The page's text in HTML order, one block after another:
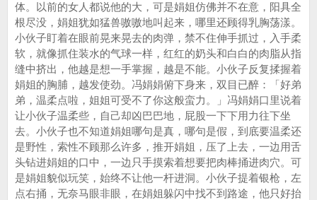
体。以前的女人都说他的大，可是娟姐仿佛并不在意，阳具全
根尽没，娟姐犹如猛兽嗷嗷地叫起来，哪里还顾得乳胸荡漾。
小伙子盯着在眼前晃来晃去的肉弹，禁不住伸手抓过，入手柔
软，就像抓住装水的气球一样，红红的奶头和白白的肉脂从指
缝中挤出，他越是想一手掌握，越是不能。小伙子反复揉握着
娟姐的胸脯，越发使劲。冯娟娟俯下身来，双目已醉：「好弟
弟，温柔点啦，姐姐可受不了你这般蛮力。」冯娟娟口里说着
让小伙子温柔些，自己却凶巴巴地，屁股一下下用力往下坐
去。小伙子也不知道娟姐哪句是真，哪句是假，到底要温柔还
是野性，索性不顾那么许多，推开娟姐，压了上去，一边用舌
头钻进娟姐的口中，一边只手摸索着想要把肉棒捅进肉穴。可
是娟姐貌似玩笑，始终不让他一杆进洞。小伙子提着银枪，左
点右捅，无奈马眼非眼，在娟姐躲闪中找不到路途，他只好抬